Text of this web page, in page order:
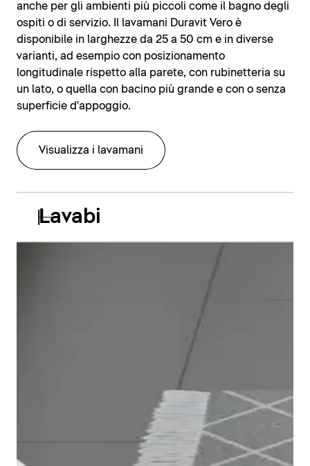
anche per gli ambienti più piccoli come il bagno degli
ospiti o di servizio. Il lavamani Duravit Vero è
disponibile in larghezze da 25 a 50 cm e in diverse
varianti, ad esempio con posizionamento
longitudinale rispetto alla parete, con rubinetteria su
un lato, o quella con bacino più grande e con o senza
superficie d'appoggio.
Visualizza i lavamani
Lavabi